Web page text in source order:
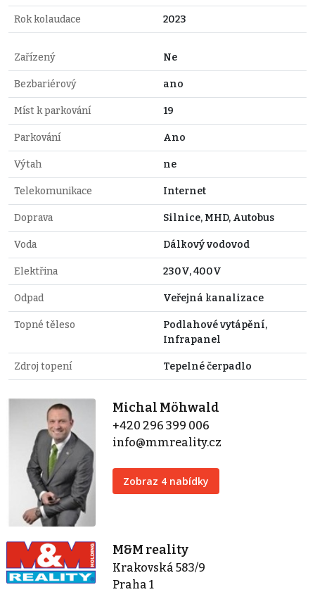
Rok kolaudace 2023
Zařízený Ne
Bezbariérový ano
Míst k parkování 19
Parkování Ano
Výtah ne
Telekomunikace Internet
Doprava Silnice, MHD, Autobus
Voda Dálkový vodovod
Elektřina 230V, 400V
Odpad Veřejná kanalizace
Topné těleso
Podlahové vytápění,
Infrapanel
Zdroj topení Tepelné čerpadlo
Michal Möhwald
+420 296 399 006
info@mmreality.cz
Zobraz 4 nabídky
M&M reality
Krakovská 583/9
Praha 1